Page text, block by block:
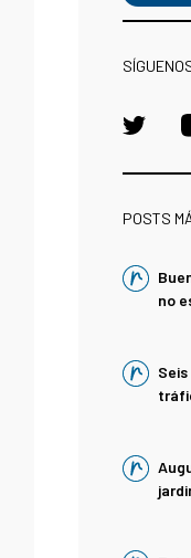
POSTS
no